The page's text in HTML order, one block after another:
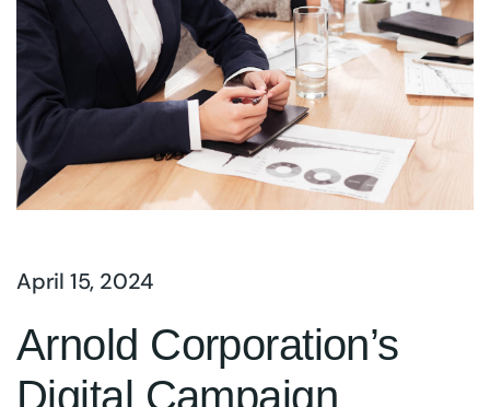
April 15, 2024
Arnold Corporation’s
Digital Campaign